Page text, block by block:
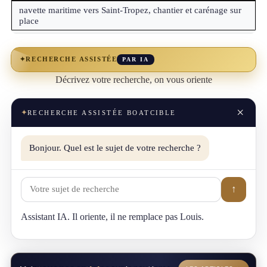
navette maritime vers Saint-Tropez, chantier et carénage sur
place
✦RECHERCHE ASSISTÉE PAR IA
Décrivez votre recherche, on vous oriente
✦RECHERCHE ASSISTÉE BOATCIBLE ×
Bonjour. Quel est le sujet de votre recherche ?
↑
Assistant IA. Il oriente, il ne remplace pas Louis.